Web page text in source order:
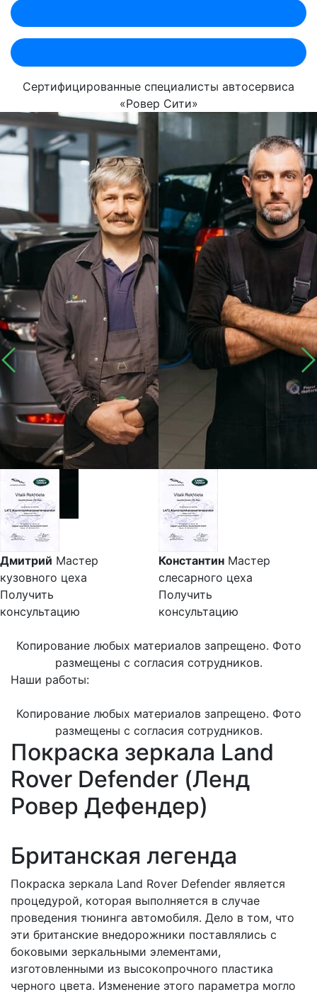
Сертифицированные специалисты автосервиса
«Ровер Сити»
Дмитрий Мастер
кузовного цеха
Получить
консультацию
Константин Мастер
слесарного цеха
Получить
консультацию
Копирование любых материалов запрещено. Фото
размещены с согласия сотрудников.
Наши работы:
Копирование любых материалов запрещено. Фото
размещены с согласия сотрудников.
Покраска зеркала Land
Rover Defender (Ленд
Ровер Дефендер)
Британская легенда
Покраска зеркала Land Rover Defender является
процедурой, которая выполняется в случае
проведения тюнинга автомобиля. Дело в том, что
эти британские внедорожники поставлялись с
боковыми зеркальными элементами,
изготовленными из высокопрочного пластика
черного цвета. Изменение этого параметра могло